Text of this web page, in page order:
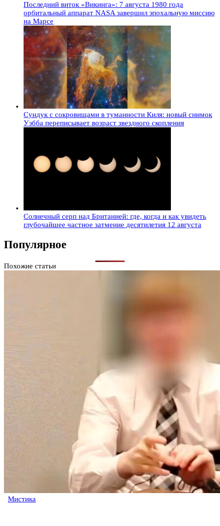
Последний виток «Викинга»: 7 августа 1980 года
орбитальный аппарат NASA завершил эпохальную миссию
на Марсе
Сундук с сокровищами в туманности Киля: новый снимок
Уэбба переписывает возраст звездного скопления
Солнечный серп над Британией: где, когда и как увидеть
глубочайшее частное затмение десятилетия 12 августа
Популярное
Похожие статьи
Мистика